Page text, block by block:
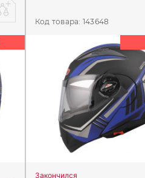
Код товара: 143648
Закончился